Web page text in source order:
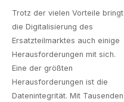
Trotz der vielen Vorteile bringt
die Digitalisierung des
Ersatzteilmarktes auch einige
Herausforderungen mit sich.
Eine der größten
Herausforderungen ist die
Datenintegrität. Mit Tausenden